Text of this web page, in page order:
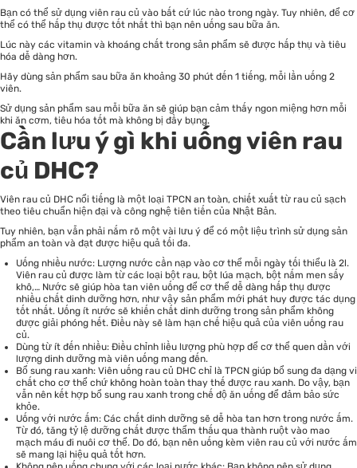
Bạn có thể sử dụng viên rau củ vào bất cứ lúc nào trong ngày. Tuy nhiên, để cơ
thể có thể hấp thụ được tốt nhất thì bạn nên uống sau bữa ăn.
Lúc này các vitamin và khoáng chất trong sản phẩm sẽ được hấp thụ và tiêu
hóa dễ dàng hơn.
Hãy dùng sản phẩm sau bữa ăn khoảng 30 phút đến 1 tiếng, mỗi lần uống 2
viên.
Sử dụng sản phẩm sau mỗi bữa ăn sẽ giúp bạn cảm thấy ngon miệng hơn mỗi
khi ăn cơm, tiêu hóa tốt mà không bị đầy bụng.
Cần lưu ý gì khi uống viên rau
củ DHC?
Viên rau củ DHC nổi tiếng là một loại TPCN an toàn, chiết xuất từ rau củ sạch
theo tiêu chuẩn hiện đại và công nghệ tiên tiến của Nhật Bản.
Tuy nhiên, bạn vẫn phải nắm rõ một vài lưu ý để có một liệu trình sử dụng sản
phẩm an toàn và đạt được hiệu quả tối đa.
Uống nhiều nước: Lượng nước cần nạp vào cơ thể mỗi ngày tối thiểu là 2l.
Viên rau củ được làm từ các loại bột rau, bột lúa mạch, bột nấm men sấy
khô,… Nước sẽ giúp hòa tan viên uống để cơ thể dễ dàng hấp thụ được
nhiều chất dinh dưỡng hơn, như vậy sản phẩm mới phát huy được tác dụng
tốt nhất. Uống ít nước sẽ khiến chất dinh dưỡng trong sản phẩm không
được giải phóng hết. Điều này sẽ làm hạn chế hiệu quả của viên uống rau
củ.
Dùng từ ít đến nhiều: Điều chỉnh liều lượng phù hợp để cơ thể quen dần với
lượng dinh dưỡng mà viên uống mang đến.
Bổ sung rau xanh: Viên uống rau củ DHC chỉ là TPCN giúp bổ sung đa dạng vi
chất cho cơ thể chứ không hoàn toàn thay thế được rau xanh. Do vậy, bạn
vẫn nên kết hợp bổ sung rau xanh trong chế độ ăn uống để đảm bảo sức
khỏe.
Uống với nước ấm: Các chất dinh dưỡng sẽ dễ hòa tan hơn trong nước ấm.
Từ đó, tăng tỷ lệ dưỡng chất được thẩm thấu qua thành ruột vào mao
mạch máu đi nuôi cơ thể. Do đó, bạn nên uống kèm viên rau củ với nước ấm
sẽ mang lại hiệu quả tốt hơn.